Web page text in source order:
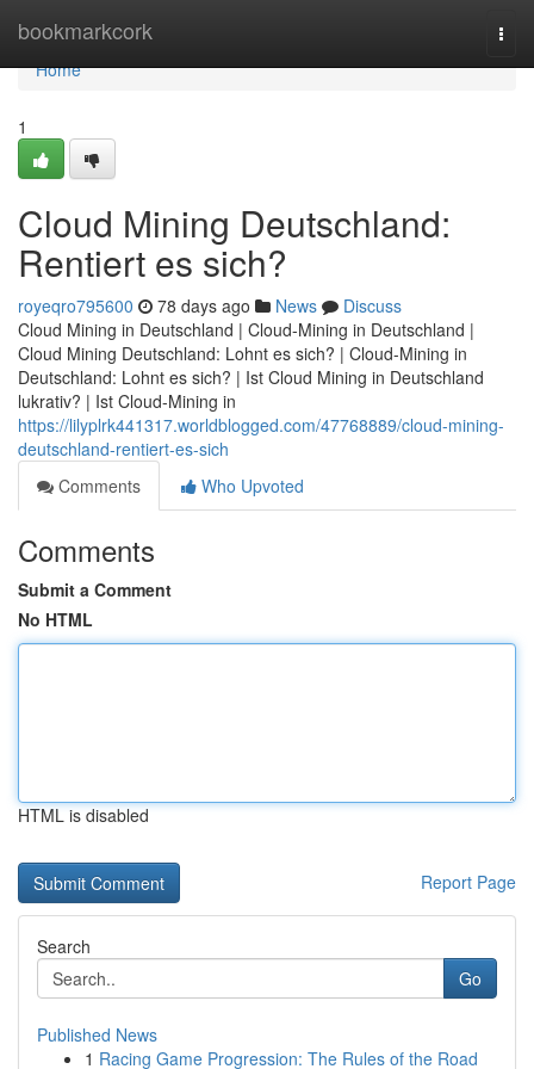
bookmarkcork
Home
Home
1
Cloud Mining Deutschland:
Rentiert es sich?
royeqro795600 78 days ago News
Discuss
Cloud Mining in Deutschland | Cloud-Mining in Deutschland |
Cloud Mining Deutschland: Lohnt es sich? | Cloud-Mining in
Deutschland: Lohnt es sich? | Ist Cloud Mining in Deutschland
lukrativ? | Ist Cloud-Mining in
https://lilyplrk441317.worldblogged.com/47768889/cloud-mining-
deutschland-rentiert-es-sich
Comments
Who Upvoted
Comments
Submit a Comment
No HTML
HTML is disabled
Report Page
Search
Go
Published News
1 Racing Game Progression: The Rules of the Road